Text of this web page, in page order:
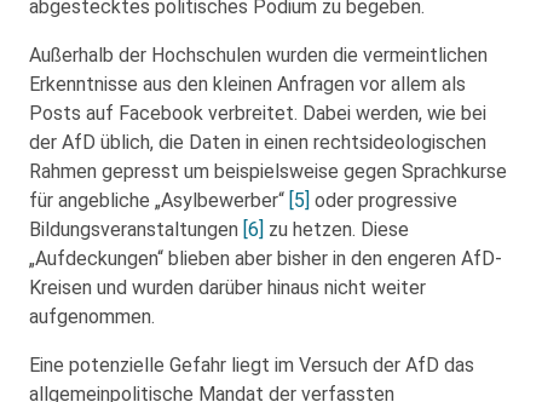
abgestecktes politisches Podium zu begeben.
Außerhalb der Hochschulen wurden die vermeintlichen
Erkenntnisse aus den kleinen Anfragen vor allem als
Posts auf Facebook verbreitet. Dabei werden, wie bei
der AfD üblich, die Daten in einen rechtsideologischen
Rahmen gepresst um beispielsweise gegen Sprachkurse
für angebliche „Asylbewerber“ [5] oder progressive
Bildungsveranstaltungen [6] zu hetzen. Diese
„Aufdeckungen“ blieben aber bisher in den engeren AfD-
Kreisen und wurden darüber hinaus nicht weiter
aufgenommen.
Eine potenzielle Gefahr liegt im Versuch der AfD das
allgemeinpolitische Mandat der verfassten